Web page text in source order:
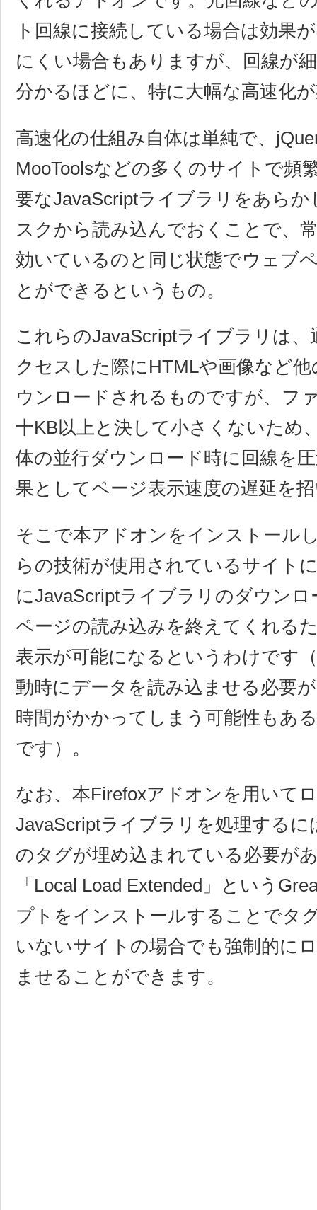
ト回線に接続している場合は効果
にくい場合もありますが、回線が
分かるほどに、特に大幅な高速化
高速化の仕組み自体は単純で、
MooToolsなどの多くのサイトで頻
要なJavaScriptライブラリをあら
スクから読み込んでおくことで、
効いているのと同じ状態でウェブ
とができるというもの。
これらのJavaScriptライブラリは
クセスした際にHTMLや画像など
ウンロードされるものですが、フ
十KB以上と決して小さくないため
体の並行ダウンロード時に回線を
果としてページ表示速度の遅延を
そこで本アドオンをインストール
らの技術が使用されているサイト
にJavaScriptライブラリのダウン
ページの読み込みを終えてくれる
表示が可能になるというわけです
動時にデータを読み込ませる必要
時間がかかってしまう可能性もあ
です）。
なお、本Firefoxアドオンを用いて
JavaScriptライブラリを処理するに
のタグが埋め込まれている必要が
「Local Load Extended」という
プトをインストールすることでタ
いないサイトの場合でも強制的に
ませることができます。